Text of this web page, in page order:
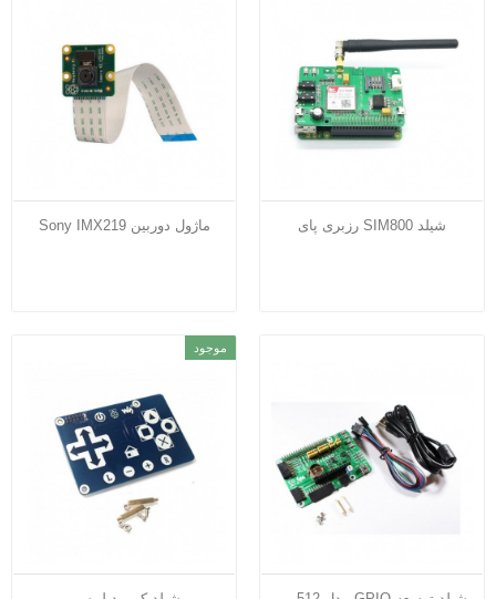
شیلد SIM800 رزبری پای ماژول دوربین Sony IMX219
موجود